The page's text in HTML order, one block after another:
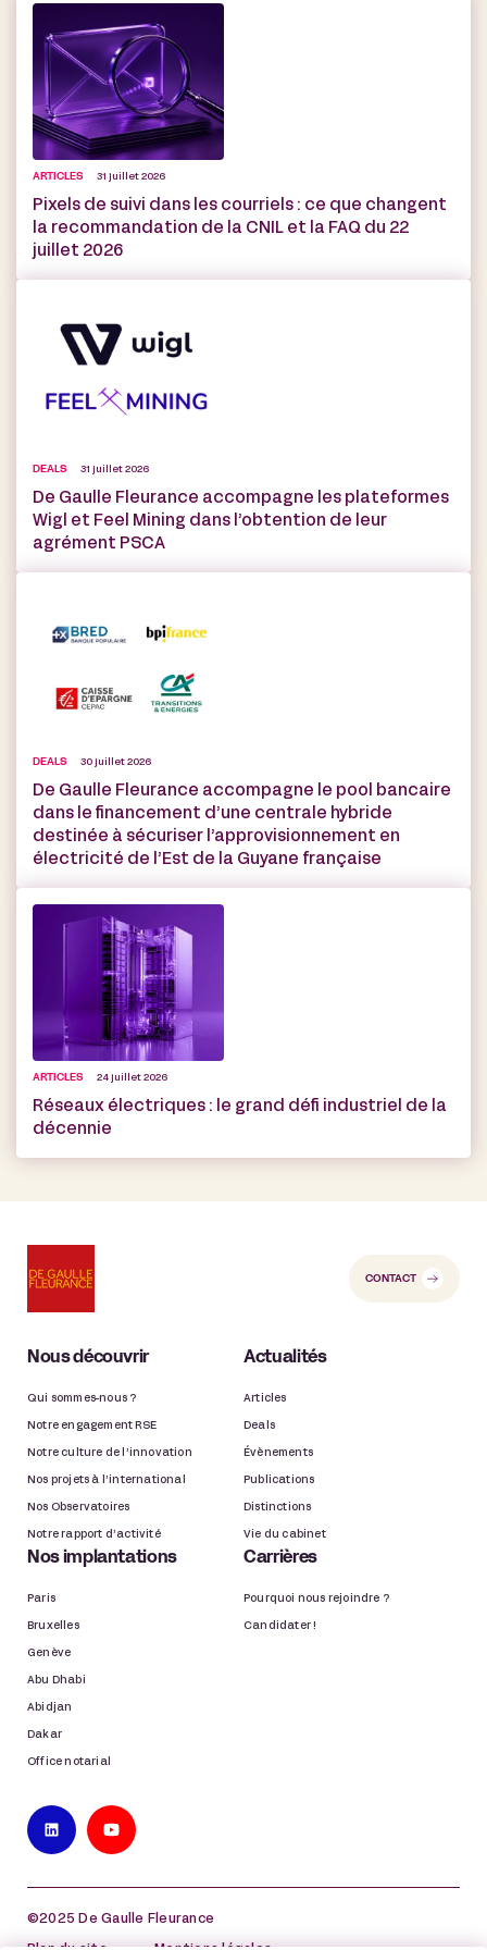
ARTICLES 31 juillet 2026
Pixels de suivi dans les courriels : ce que changent
la recommandation de la CNIL et la FAQ du 22
juillet 2026
DEALS 31 juillet 2026
De Gaulle Fleurance accompagne les plateformes
Wigl et Feel Mining dans l’obtention de leur
agrément PSCA
DEALS 30 juillet 2026
De Gaulle Fleurance accompagne le pool bancaire
dans le financement d’une centrale hybride
destinée à sécuriser l’approvisionnement en
électricité de l’Est de la Guyane française
ARTICLES 24 juillet 2026
Réseaux électriques : le grand défi industriel de la
décennie
CONTACT
Nous découvrir
Qui sommes-nous ?
Notre engagement RSE
Notre culture de l’innovation
Nos projets à l’international
Nos Observatoires
Notre rapport d’activité
Actualités
Articles
Deals
Évènements
Publications
Distinctions
Vie du cabinet
Nos implantations
Paris
Bruxelles
Genève
Abu Dhabi
Abidjan
Dakar
Office notarial
Carrières
Pourquoi nous rejoindre ?
Candidater !
©2025 De Gaulle Fleurance